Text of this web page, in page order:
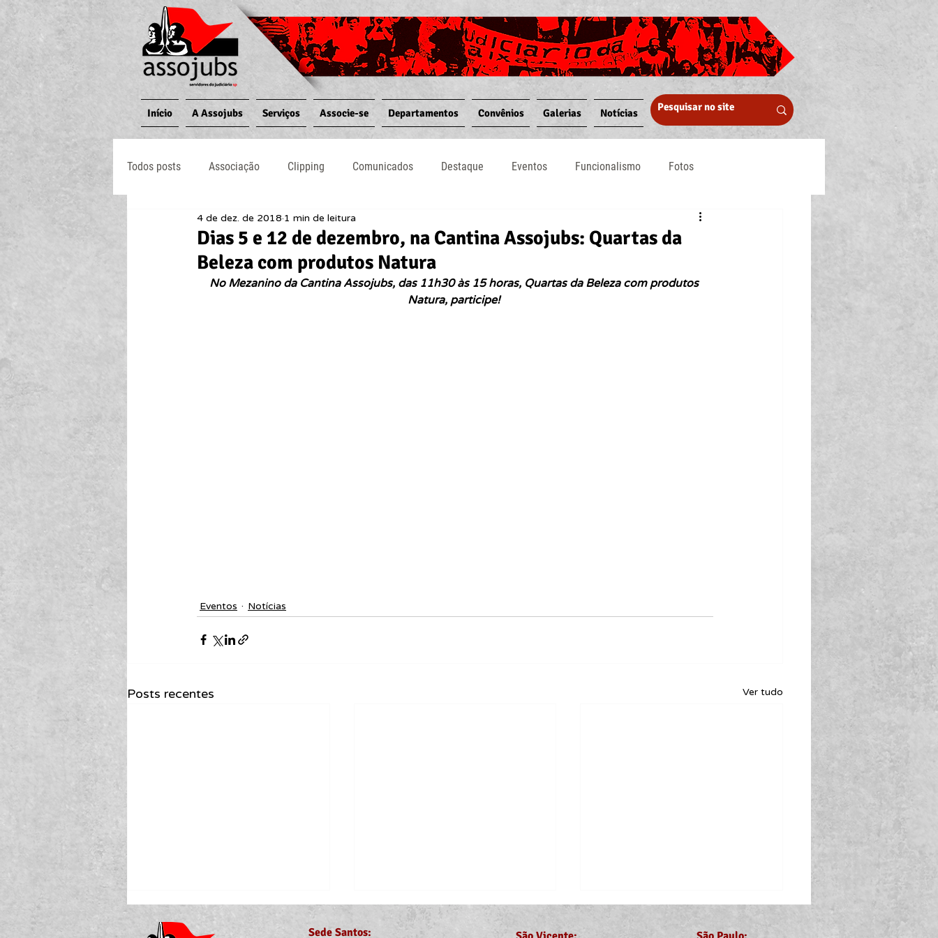
Início A Assojubs Serviços Associe-se Departamentos Convênios Galerias Notícias
Todos posts Associação Clipping Comunicados Destaque Eventos Funcionalismo Fotos
Jornal O Processo Judiciário Notícias
Dias 5 e 12 de dezembro, na Cantina Assojubs: Quartas da
Beleza com produtos Natura
4 de dez. de 2018 1 min de leitura
No Mezanino da Cantina Assojubs, das 11h30 às 15 horas, Quartas da Beleza com produtos
Natura, participe!
Eventos Notícias
Posts recentes Ver tudo
Sede Santos: